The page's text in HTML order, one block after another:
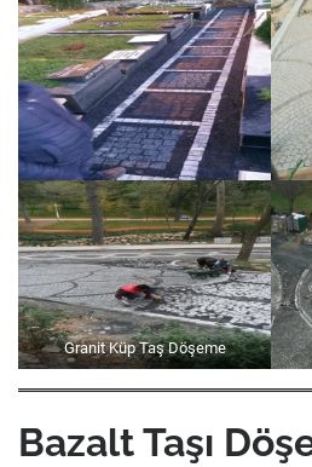
Granit Küp Taş Döşeme
Bazalt Taşı